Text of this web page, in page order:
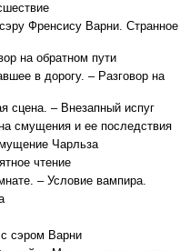
Френсису Варни. Странное
на обратном пути
в дорогу. – Разговор на
сцена. – Внезапный испуг
смущения и ее последствия
Чарльза
чтение
– Условие вампира.
сэром Варни